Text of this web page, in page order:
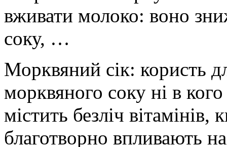
вживати молоко: воно
соку, …
Морквяний сік: користь
морквяного соку ні в
містить безліч
благотворно впливають